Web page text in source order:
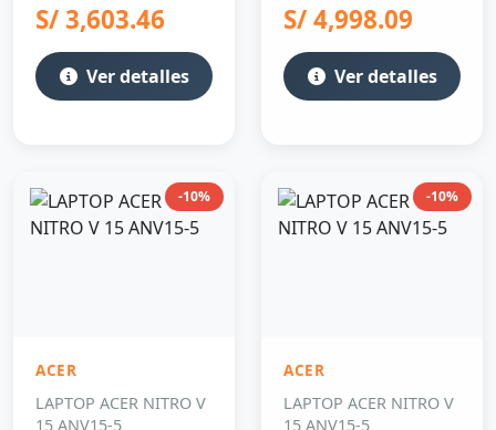
S/ 3,603.46
Ver detalles
S/ 4,998.09
Ver detalles
-10%
ACER
LAPTOP ACER NITRO V
15 ANV15-5
-10%
ACER
LAPTOP ACER NITRO V
15 ANV15-5